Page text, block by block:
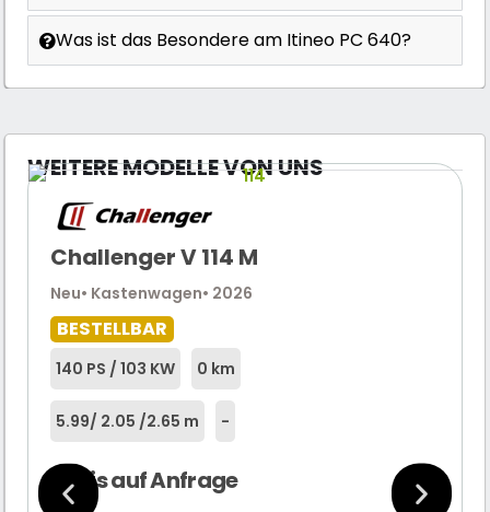
Was ist das Besondere am Itineo PC 640?
WEITERE MODELLE VON UNS
Challenger V 114 M
Neu• Kastenwagen• 2026
BESTELLBAR
140 PS / 103 KW 0 km
5.99/ 2.05 /2.65 m -
Preis auf Anfrage